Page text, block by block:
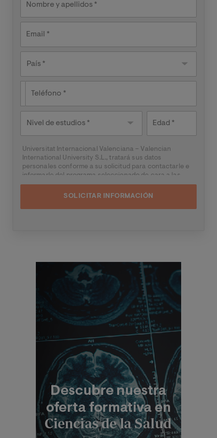
Nombre y apellidos
Email
Edad
País *
Teléfono
Universitat Internacional Valenciana – Valencian
International University S.L., tratará sus datos
personales conforme a su solicitud para contactarle e
informarle del programa seleccionado de cara a las
dos próximas convocatorias del mismo, pudiendo
contactar con usted a través de medios electrónicos
telefónicos, siendo eliminados una vez facilitada dicha
mediante carta a Universitat Internacional Valenciana
– Valencian International University S.L. - Apartado de
Correos 221 de Barcelona, o remitiendo un email a
d@universidadviu.com
. Asimismo, cuando lo
considere oportuno podrá presentar una reclamación
ante la Agencia Española de protección de datos.
Podrá ponerse en contacto con nuestro Delegado de
Protección de Datos mediante escrito dirigido adpo@
planeta.eso a Grupo Planeta, At.: Delegado de
Protección de Datos, Avda. Diagonal 662-664, 08034
Barcelona.